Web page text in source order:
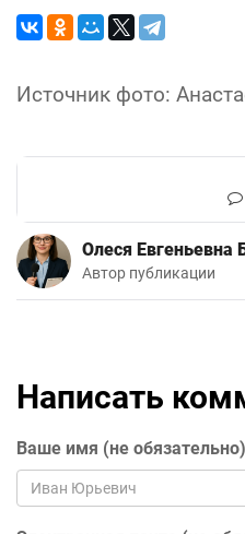
Источник фото:
Олеся Евгеньевна
Автор публикации
Написать
Ваше имя (не обязательно)